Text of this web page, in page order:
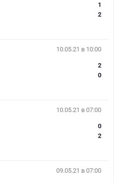
1
2
10.05.21 в 10:00
2
0
10.05.21 в 07:00
0
2
09.05.21 в 07:00